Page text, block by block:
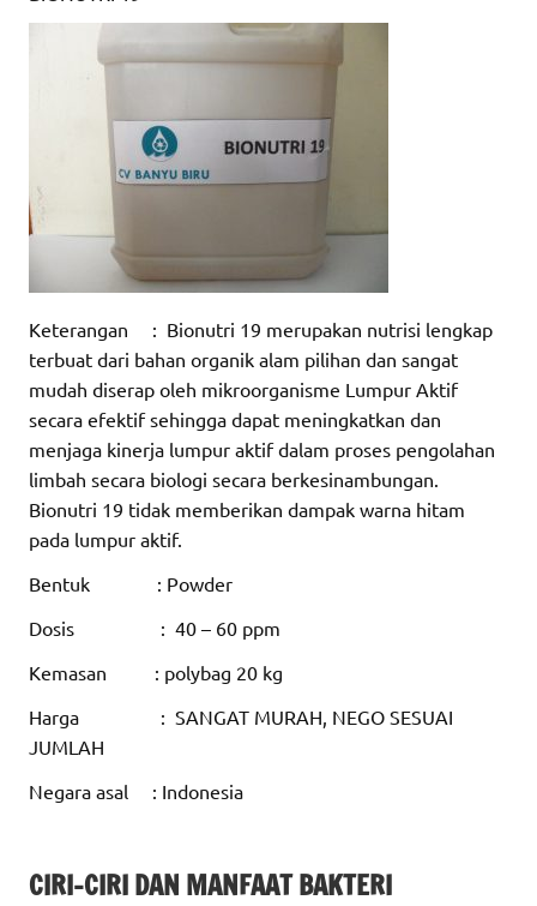
Keterangan : Bionutri 19 merupakan nutrisi lengkap
terbuat dari bahan organik alam pilihan dan sangat
mudah diserap oleh mikroorganisme Lumpur Aktif
secara efektif sehingga dapat meningkatkan dan
menjaga kinerja lumpur aktif dalam proses pengolahan
limbah secara biologi secara berkesinambungan.
Bionutri 19 tidak memberikan dampak warna hitam
pada lumpur aktif.
Bentuk : Powder
Dosis : 40 – 60 ppm
Kemasan : polybag 20 kg
Harga : SANGAT MURAH, NEGO SESUAI
JUMLAH
Negara asal : Indonesia
CIRI-CIRI DAN MANFAAT BAKTERI